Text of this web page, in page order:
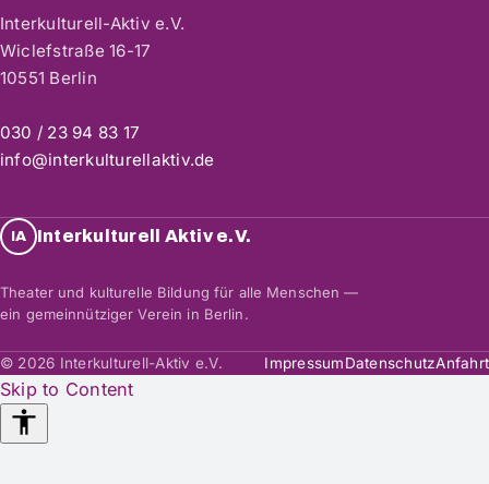
Interkulturell-Aktiv e.V.
Wiclefstraße 16-17
10551 Berlin
030 / 23 94 83 17
info@interkulturellaktiv.de
IA Interkulturell Aktiv e.V.
Theater und kulturelle Bildung für alle Menschen —
ein gemeinnütziger Verein in Berlin.
© 2026 Interkulturell-Aktiv e.V. ImpressumDatenschutzAnfahrt
Skip to Content
Accessibility